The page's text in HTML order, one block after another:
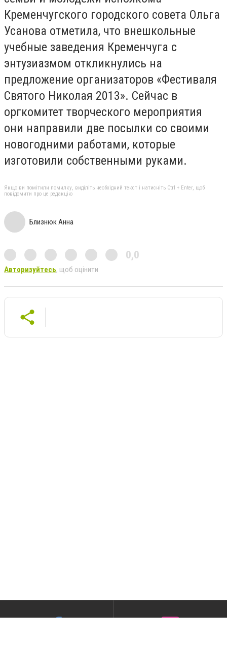
Кременчугского городского совета Ольга
Усанова отметила, что внешкольные
учебные заведения Кременчуга с
энтузиазмом откликнулись на
предложение организаторов «Фестиваля
Святого Николая 2013». Сейчас в
оргкомитет творческого мероприятия
они направили две посылки со своими
новогодними работами, которые
изготовили собственными руками.
Якщо ви помітили помилку, виділіть необхідний текст і натисніть Ctrl + Enter, щоб
повідомити про це редакцію
Близнюк Анна
0,0
Авторизуйтесь, щоб оцінити